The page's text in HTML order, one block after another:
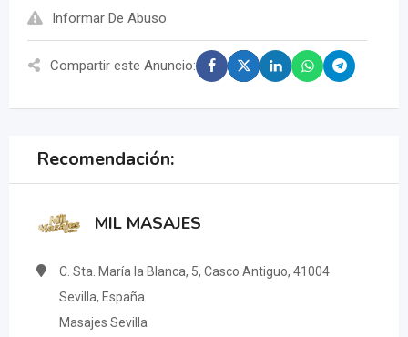
Informar De Abuso
Compartir este Anuncio:
Recomendación:
MIL MASAJES
C. Sta. María la Blanca, 5, Casco Antiguo, 41004
Sevilla, España
Masajes Sevilla